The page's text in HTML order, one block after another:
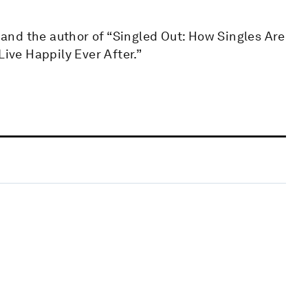
the author of “Singled Out: How Singles Are
Happily Ever After.”